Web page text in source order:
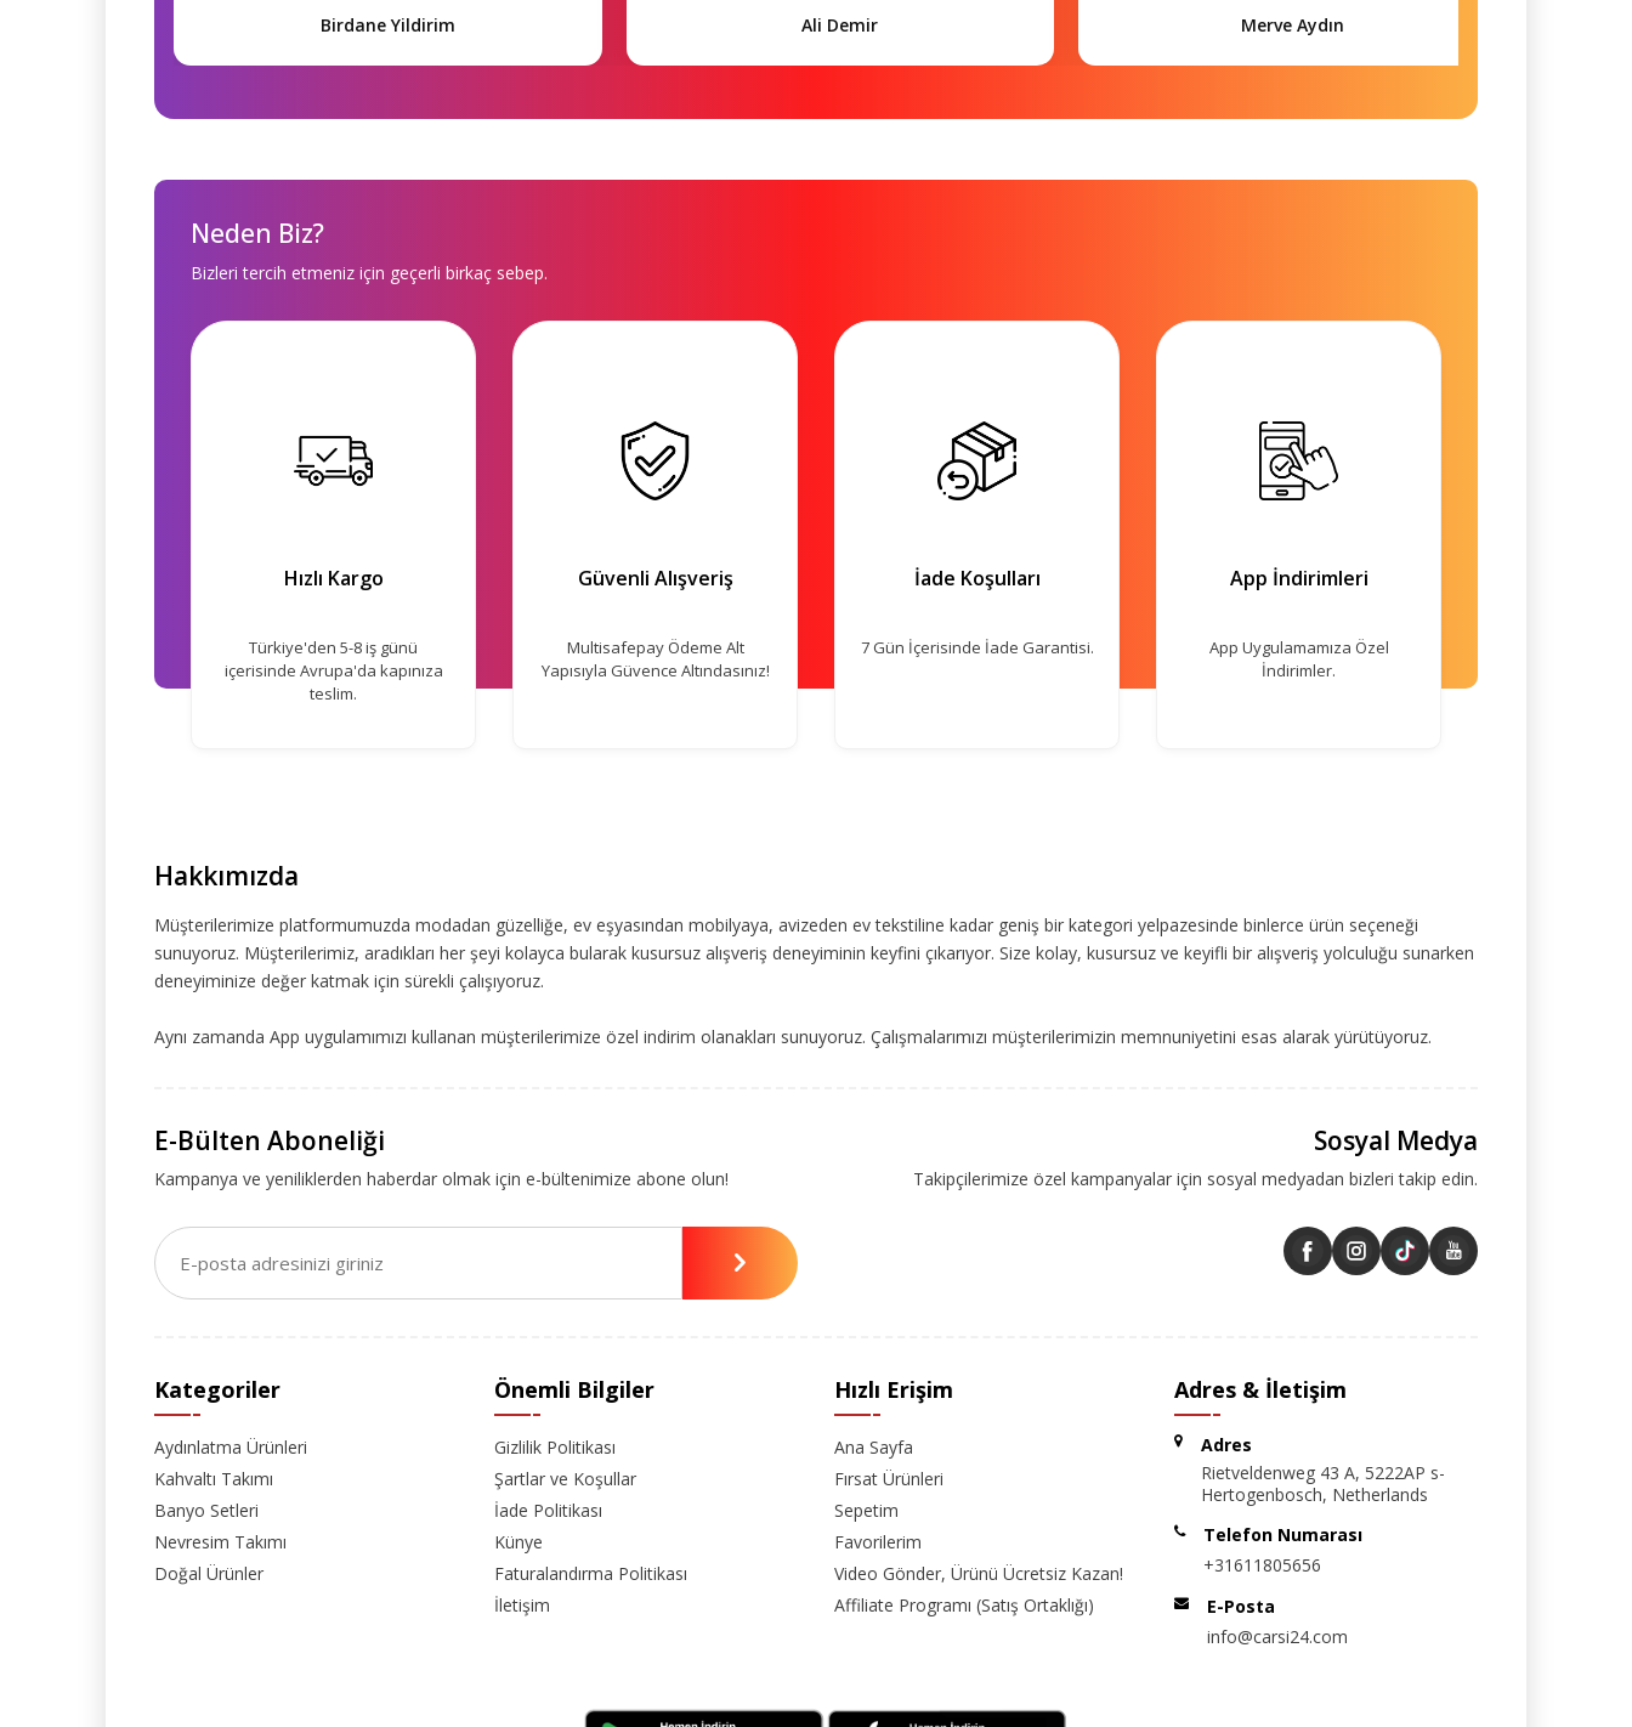
Birdane Yildirim Ali Demir Merve Aydın
Neden Biz?
Bizleri tercih etmeniz için geçerli birkaç sebep.
Hızlı Kargo
Türkiye'den 5-8 iş günü
içerisinde Avrupa'da kapınıza
teslim.
Güvenli Alışveriş
Multisafepay Ödeme Alt
Yapısıyla Güvence Altındasınız!
İade Koşulları
7 Gün İçerisinde İade Garantisi.
App İndirimleri
App Uygulamamıza Özel
İndirimler.
Hakkımızda
Müşterilerimize platformumuzda modadan güzelliğe, ev eşyasından mobilyaya, avizeden ev tekstiline kadar geniş bir kategori yelpazesinde binlerce ürün seçeneği
sunuyoruz. Müşterilerimiz, aradıkları her şeyi kolayca bularak kusursuz alışveriş deneyiminin keyfini çıkarıyor. Size kolay, kusursuz ve keyifli bir alışveriş yolculuğu sunarken
deneyiminize değer katmak için sürekli çalışıyoruz.
Aynı zamanda App uygulamımızı kullanan müşterilerimize özel indirim olanakları sunuyoruz. Çalışmalarımızı müşterilerimizin memnuniyetini esas alarak yürütüyoruz.
E-Bülten Aboneliği
Kampanya ve yeniliklerden haberdar olmak için e-bültenimize abone olun!
Sosyal Medya
Takipçilerimize özel kampanyalar için sosyal medyadan bizleri takip edin.
Kategoriler
Aydınlatma Ürünleri
Kahvaltı Takımı
Banyo Setleri
Nevresim Takımı
Doğal Ürünler
Önemli Bilgiler
Gizlilik Politikası
Şartlar ve Koşullar
İade Politikası
Künye
Faturalandırma Politikası
İletişim
Hızlı Erişim
Ana Sayfa
Fırsat Ürünleri
Sepetim
Favorilerim
Video Gönder, Ürünü Ücretsiz Kazan!
Affiliate Programı (Satış Ortaklığı)
Adres & İletişim
Adres
Rietveldenweg 43 A, 5222AP s-
Hertogenbosch, Netherlands
Telefon Numarası
+31611805656
E-Posta
info@carsi24.com